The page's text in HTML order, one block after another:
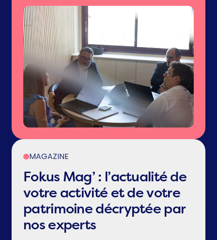
MAGAZINE
Fokus Mag’ : l’actualité de
votre activité et de votre
patrimoine décryptée par
nos experts